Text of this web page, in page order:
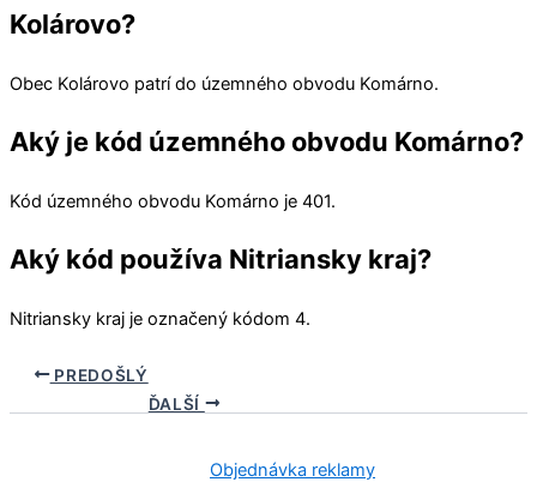
Kolárovo?
Obec Kolárovo patrí do územného obvodu Komárno.
Aký je kód územného obvodu Komárno?
Kód územného obvodu Komárno je 401.
Aký kód používa Nitriansky kraj?
Nitriansky kraj je označený kódom 4.
PREDOŠLÝ
ĎALŠÍ
Objednávka reklamy